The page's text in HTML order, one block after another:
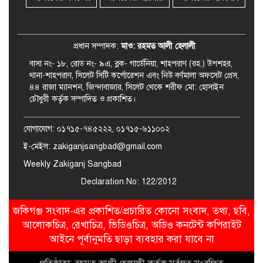
একজন গ্রেপ্তার
প্রধান সম্পাদক:মাও: রহমত আলী হেলালী
বাসা নং- ১৮, রোড নং- ৯এ, ব্লক- গার্ডেনিয়া, শাহপরাণ (রহ.) উপশহর,
থানা-শাহপরাণ, সিলেট সিটি কর্পোরেশন এবং নিউ বর্ণমালা অফসেট প্রেস,
৪৪ রাজা ম্যানশন, জিন্দাবাজার, সিলেট থেকে শরীফ মো: হোসাইন
চৌধুরী কর্তৃক সম্পাদিত ও প্রকাশিত।
যোগাযোগ: ০১৭১৫-৭৪৫২২২, ০১৭১৫-৬১১০০২
ই-মেইল: zakiganjsangbad@gmail.com
Weekly Zakiganj Sangbad
Declaration No: 122/2012
জকিগঞ্জ সংবাদ-এর প্রকাশিত/প্রচারিত কোনো সংবাদ, তথ্য, ছবি,
আলোকচিত্র, রেখাচিত্র, ভিডিওচিত্র, অডিও কনটেন্ট কপিরাইট
আইনে পূর্বানুমতি ছাড়া ব্যবহার করা যাবে না